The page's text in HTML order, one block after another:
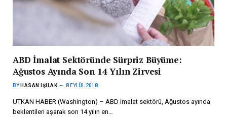
ABD İmalat Sektöründe Sürpriz Büyüme:
Ağustos Ayında Son 14 Yılın Zirvesi
BY HASAN IŞILAK 8 EYLÜL 2018
UTKAN HABER (Washington) – ABD imalat sektörü, Ağustos ayında
beklentileri aşarak son 14 yılın en…